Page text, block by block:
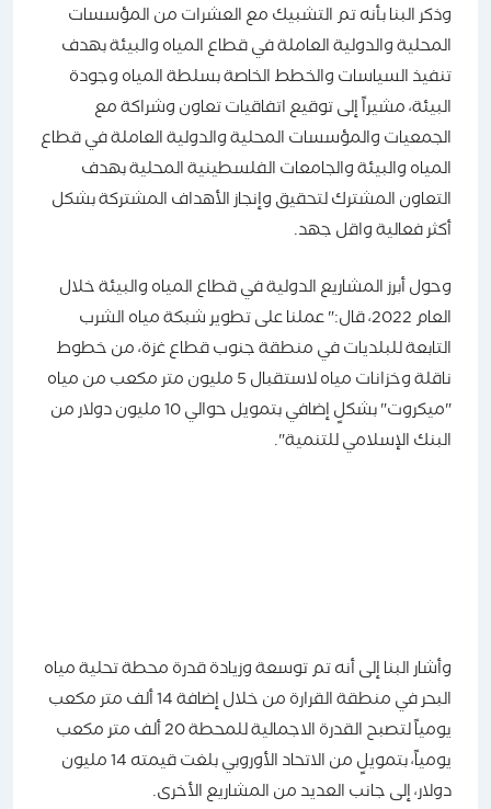
وذكر البنا بأنه تم التشبيك مع العشرات من المؤسسات
المحلية والدولية العاملة في قطاع المياه والبيئة بهدف
تنفيذ السياسات والخطط الخاصة بسلطة المياه وجودة
البيئة، مشيراً إلى توقيع اتفاقيات تعاون وشراكة مع
الجمعيات والمؤسسات المحلية والدولية العاملة في قطاع
المياه والبيئة والجامعات الفلسطينية المحلية بهدف
التعاون المشترك لتحقيق وإنجاز الأهداف المشتركة بشكل
أكثر فعالية واقل جهد.
وحول أبرز المشاريع الدولية في قطاع المياه والبيئة خلال
العام 2022، قال:" عملنا على تطوير شبكة مياه الشرب
التابعة للبلديات في منطقة جنوب قطاع غزة، من خطوط
ناقلة وخزانات مياه لاستقبال 5 مليون متر مكعب من مياه
"ميكروت" بشكلٍ إضافي بتمويل حوالي 10 مليون دولار من
البنك الإسلامي للتنمية".
وأشار البنا إلى أنه تم توسعة وزيادة قدرة محطة تحلية مياه
البحر في منطقة القرارة من خلال إضافة 14 ألف متر مكعب
يومياً لتصبح القدرة الاجمالية للمحطة 20 ألف متر مكعب
يومياً، بتمويلٍ من الاتحاد الأوروبي بلغت قيمته 14 مليون
دولار، إلى جانب العديد من المشاريع الأخرى.